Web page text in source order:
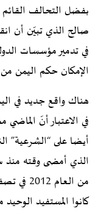
بفضل التحالف القائم
في تدمير مؤسسات
الإمكان حكم اليمن
هناك واقع جديد في
في الاعتبار أنّ
أيضا على “الشرعية”
الذي أمضى وقته منذ
من
كانوا المستفيد